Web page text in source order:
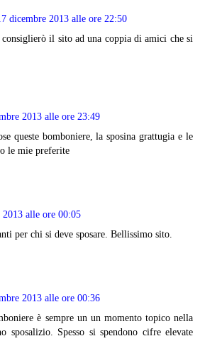
dicembre 2013 alle ore 22:50
consiglierò il sito ad una coppia di amici che si
2013 alle ore 23:49
queste bomboniere, la sposina grattugia e le
le mie preferite
2013 alle ore 00:05
per chi si deve sposare. Bellissimo sito.
2013 alle ore 00:36
è sempre un un momento topico nella
sposalizio. Spesso si spendono cifre elevate